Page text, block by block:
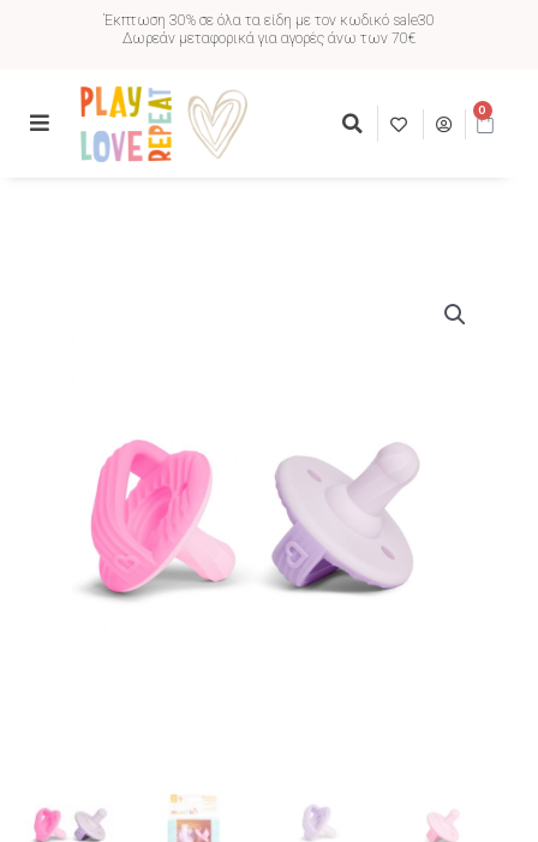
Έκπτωση 30% σε όλα τα είδη με τον κωδικό sale30
Δωρεάν μεταφορικά για αγορές άνω των 70€
0